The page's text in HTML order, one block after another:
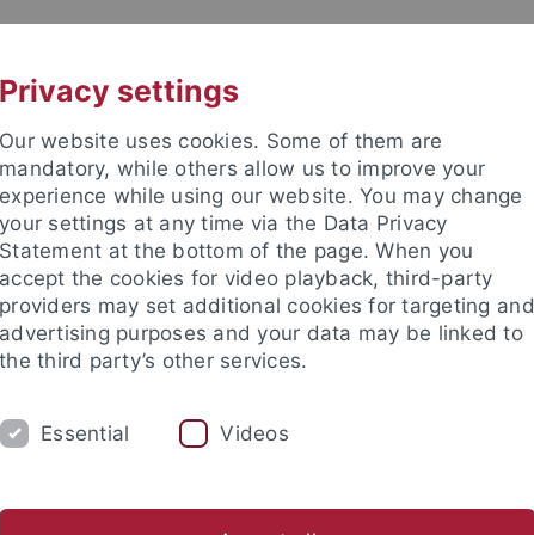
Biochemie
BIOCHEMIE
Privacy settings
Our website uses cookies. Some of them are
mandatory, while others allow us to improve your
experience while using our website. You may change
your settings at any time via the Data Privacy
Statement at the bottom of the page. When you
accept the cookies for video playback, third-party
providers may set additional cookies for targeting and
advertising purposes and your data may be linked to
the third party’s other services.
Essential Videos